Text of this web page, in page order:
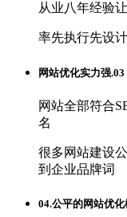
从业八年经验
率先执行先设
网站优化实力强.03
网站全部符合
名
很多网站建设
到企业品牌词
04.公平的网站优化